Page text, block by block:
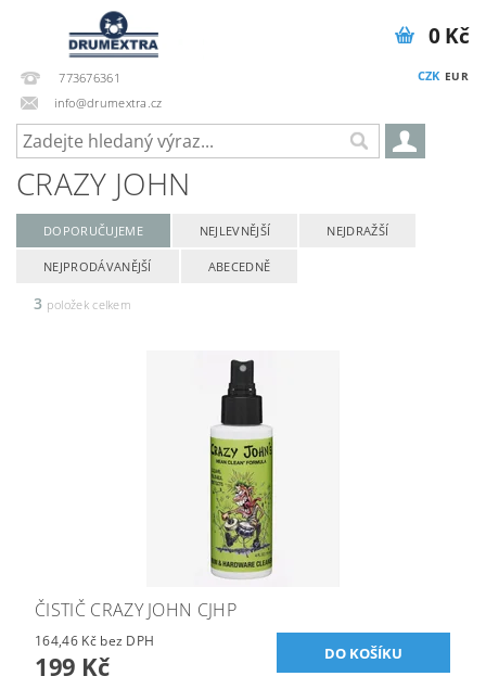
773676361
info@drumextra.cz
CZK EUR
0 Kč
CRAZY JOHN
DOPORUČUJEME NEJLEVNĚJŠÍ NEJDRAŽŠÍ
NEJPRODÁVANĚJŠÍ ABECEDNĚ
3 položek celkem
ČISTIČ CRAZY JOHN CJHP
164,46 Kč bez DPH
199 Kč